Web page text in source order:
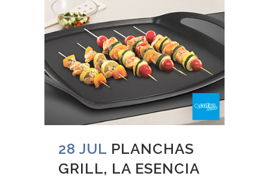
28 JUL PLANCHAS
GRILL, LA ESENCIA